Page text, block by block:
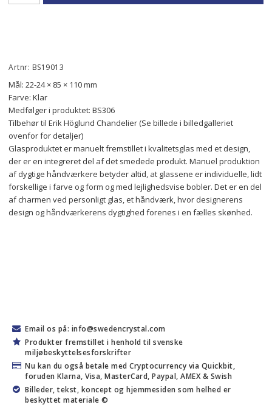
Artnr: BS19013
Mål: 22-24 × 85 × 110 mm
Farve: Klar
Medfølger i produktet: BS306
Tilbehør til Erik Höglund Chandelier (Se billede i billedgalleriet
ovenfor for detaljer)
Glasproduktet er manuelt fremstillet i kvalitetsglas med et design,
der er en integreret del af det smedede produkt. Manuel produktion
af dygtige håndværkere betyder altid, at glassene er individuelle, lidt
forskellige i farve og form og med lejlighedsvise bobler. Det er en del
af charmen ved personligt glas, et håndværk, hvor designerens
design og håndværkerens dygtighed forenes i en fælles skønhed.
Email os på: info@swedencrystal.com
Produkter fremstillet i henhold til svenske
miljøbeskyttelsesforskrifter
Nu kan du også betale med Cryptocurrency via Quickbit,
foruden Klarna, Visa, MasterCard, Paypal, AMEX & Swish
Billeder, tekst, koncept og hjemmesiden som helhed er
beskyttet materiale ©